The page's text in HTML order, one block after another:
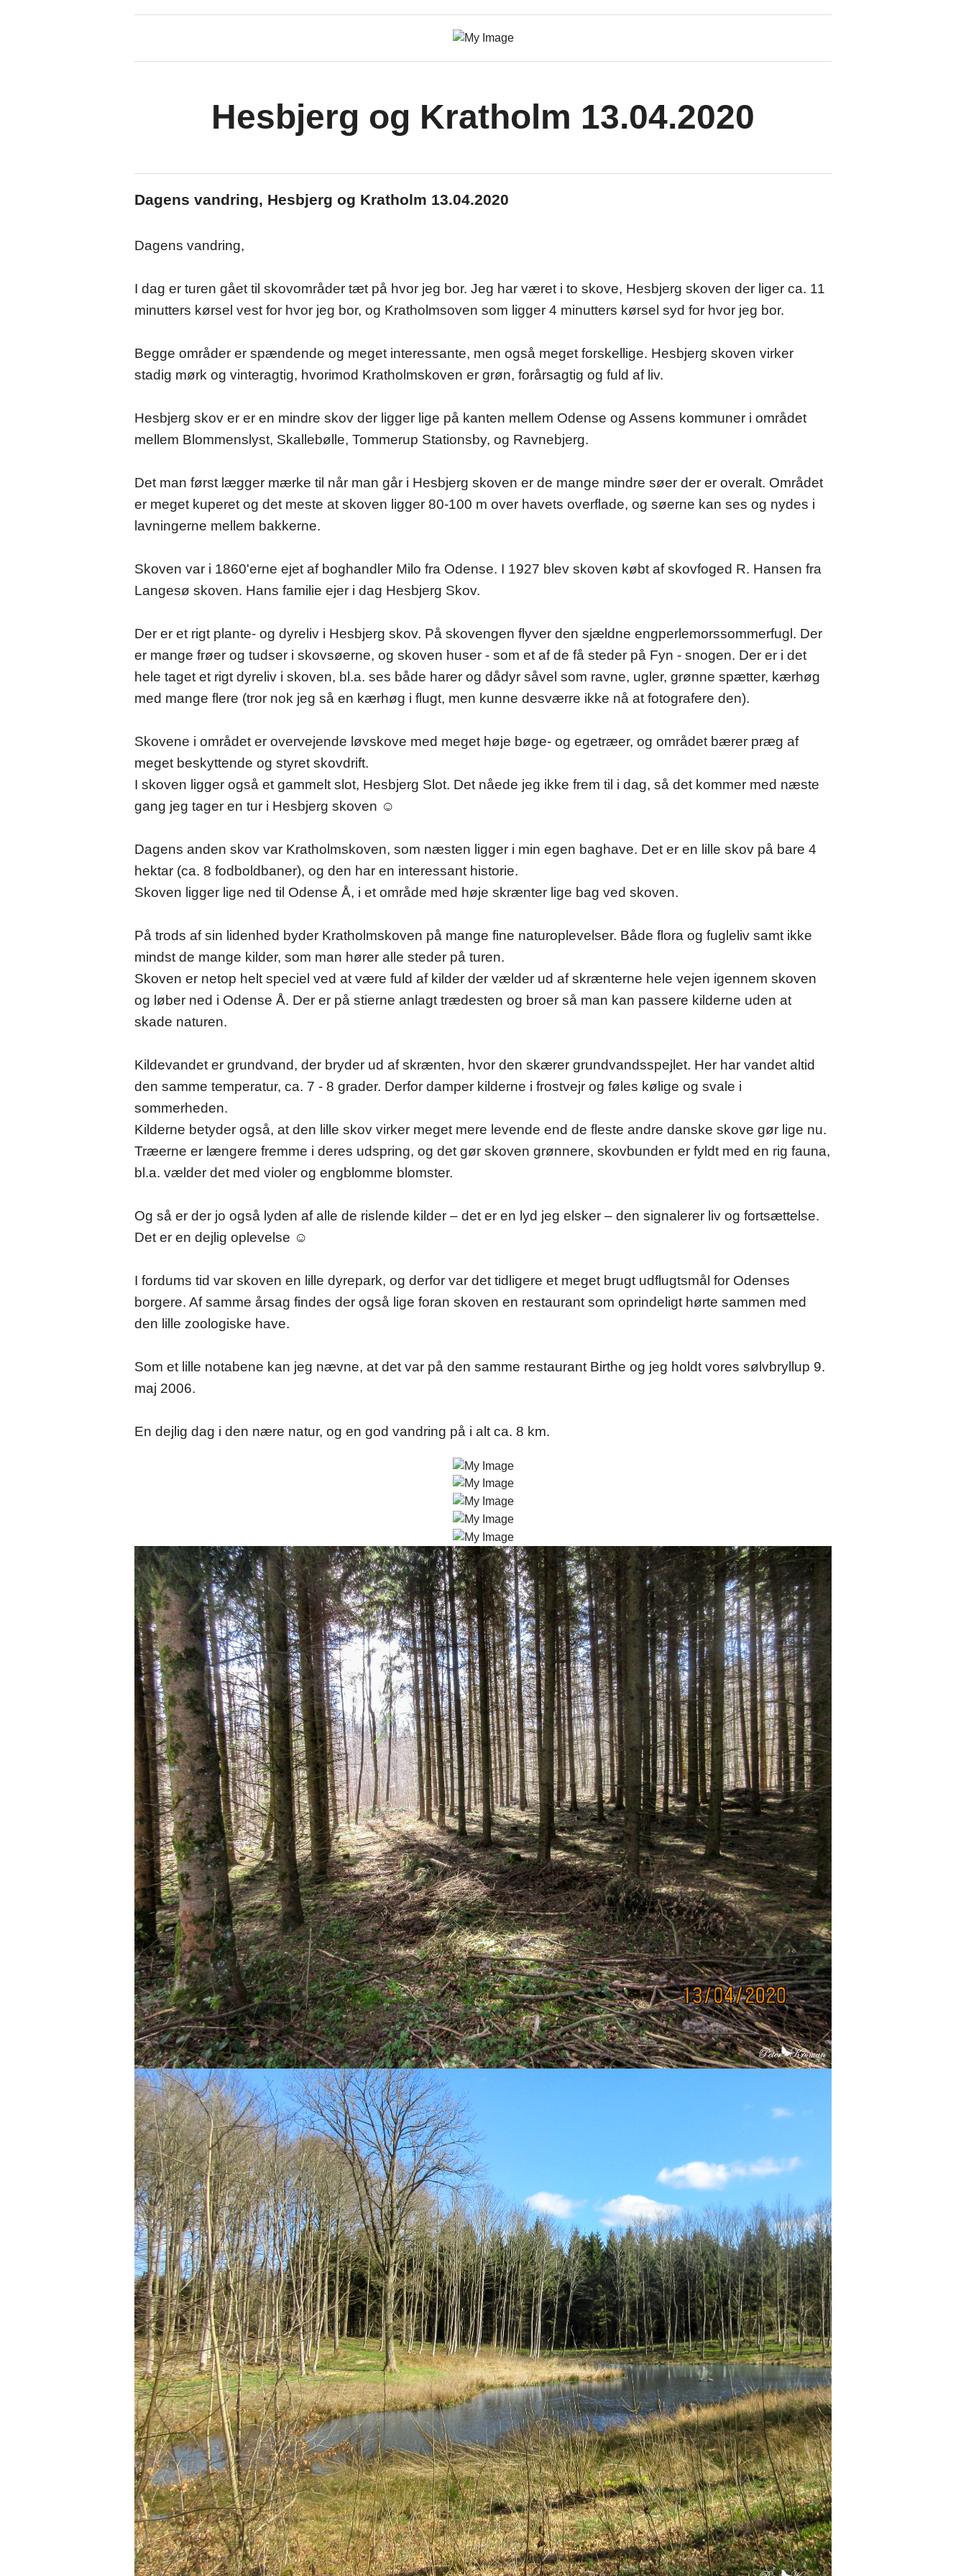
Hesbjerg og Kratholm 13.04.2020
Dagens vandring, Hesbjerg og Kratholm 13.04.2020
Dagens vandring,
I dag er turen gået til skovområder tæt på hvor jeg bor. Jeg har været i to skove, Hesbjerg skoven der liger ca. 11
minutters kørsel vest for hvor jeg bor, og Kratholmsoven som ligger 4 minutters kørsel syd for hvor jeg bor.
Begge områder er spændende og meget interessante, men også meget forskellige. Hesbjerg skoven virker
stadig mørk og vinteragtig, hvorimod Kratholmskoven er grøn, forårsagtig og fuld af liv.
Hesbjerg skov er er en mindre skov der ligger lige på kanten mellem Odense og Assens kommuner i området
mellem Blommenslyst, Skallebølle, Tommerup Stationsby, og Ravnebjerg.
Det man først lægger mærke til når man går i Hesbjerg skoven er de mange mindre søer der er overalt. Området
er meget kuperet og det meste at skoven ligger 80-100 m over havets overflade, og søerne kan ses og nydes i
lavningerne mellem bakkerne.
Skoven var i 1860'erne ejet af boghandler Milo fra Odense. I 1927 blev skoven købt af skovfoged R. Hansen fra
Langesø skoven. Hans familie ejer i dag Hesbjerg Skov.
Der er et rigt plante- og dyreliv i Hesbjerg skov. På skovengen flyver den sjældne engperlemorssommerfugl. Der
er mange frøer og tudser i skovsøerne, og skoven huser - som et af de få steder på Fyn - snogen. Der er i det
hele taget et rigt dyreliv i skoven, bl.a. ses både harer og dådyr såvel som ravne, ugler, grønne spætter, kærhøg
med mange flere (tror nok jeg så en kærhøg i flugt, men kunne desværre ikke nå at fotografere den).
Skovene i området er overvejende løvskove med meget høje bøge- og egetræer, og området bærer præg af
meget beskyttende og styret skovdrift.
I skoven ligger også et gammelt slot, Hesbjerg Slot. Det nåede jeg ikke frem til i dag, så det kommer med næste
gang jeg tager en tur i Hesbjerg skoven ☺
Dagens anden skov var Kratholmskoven, som næsten ligger i min egen baghave. Det er en lille skov på bare 4
hektar (ca. 8 fodboldbaner), og den har en interessant historie.
Skoven ligger lige ned til Odense Å, i et område med høje skrænter lige bag ved skoven.
På trods af sin lidenhed byder Kratholmskoven på mange fine naturoplevelser. Både flora og fugleliv samt ikke
mindst de mange kilder, som man hører alle steder på turen.
Skoven er netop helt speciel ved at være fuld af kilder der vælder ud af skrænterne hele vejen igennem skoven
og løber ned i Odense Å. Der er på stierne anlagt trædesten og broer så man kan passere kilderne uden at
skade naturen.
Kildevandet er grundvand, der bryder ud af skrænten, hvor den skærer grundvandsspejlet. Her har vandet altid
den samme temperatur, ca. 7 - 8 grader. Derfor damper kilderne i frostvejr og føles kølige og svale i
sommerheden.
Kilderne betyder også, at den lille skov virker meget mere levende end de fleste andre danske skove gør lige nu.
Træerne er længere fremme i deres udspring, og det gør skoven grønnere, skovbunden er fyldt med en rig fauna,
bl.a. vælder det med violer og engblomme blomster.
Og så er der jo også lyden af alle de rislende kilder – det er en lyd jeg elsker – den signalerer liv og fortsættelse.
Det er en dejlig oplevelse ☺
I fordums tid var skoven en lille dyrepark, og derfor var det tidligere et meget brugt udflugtsmål for Odenses
borgere. Af samme årsag findes der også lige foran skoven en restaurant som oprindeligt hørte sammen med
den lille zoologiske have.
Som et lille notabene kan jeg nævne, at det var på den samme restaurant Birthe og jeg holdt vores sølvbryllup 9.
maj 2006.
En dejlig dag i den nære natur, og en god vandring på i alt ca. 8 km.